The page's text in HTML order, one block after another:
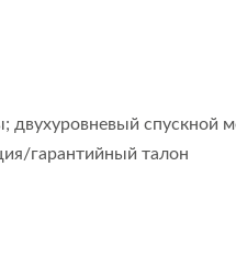
спускной
гарантийный талон